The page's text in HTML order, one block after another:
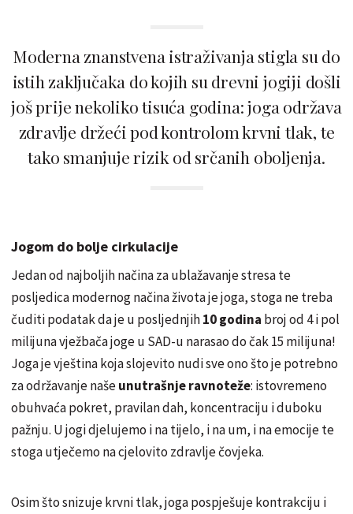
Moderna znanstvena istraživanja stigla su do
istih zaključaka do kojih su drevni jogiji došli
još prije nekoliko tisuća godina: joga održava
zdravlje držeći pod kontrolom krvni tlak, te
tako smanjuje rizik od srčanih oboljenja.
Jogom do bolje cirkulacije
Jedan od najboljih načina za ublažavanje stresa te
posljedica modernog načina života je joga, stoga ne treba
čuditi podatak da je u posljednjih10 godina broj od 4 i pol
milijuna vježbača joge u SAD-u narasao do čak 15 milijuna!
Joga je vještina koja slojevito nudi sve ono što je potrebno
za održavanje našeunutrašnje ravnoteže: istovremeno
obuhvaća pokret, pravilan dah, koncentraciju i duboku
pažnju. U jogi djelujemo i na tijelo, i na um, i na emocije te
stoga utječemo na cjelovito zdravlje čovjeka.
Osim što snizuje krvni tlak, joga pospješuje kontrakciju i